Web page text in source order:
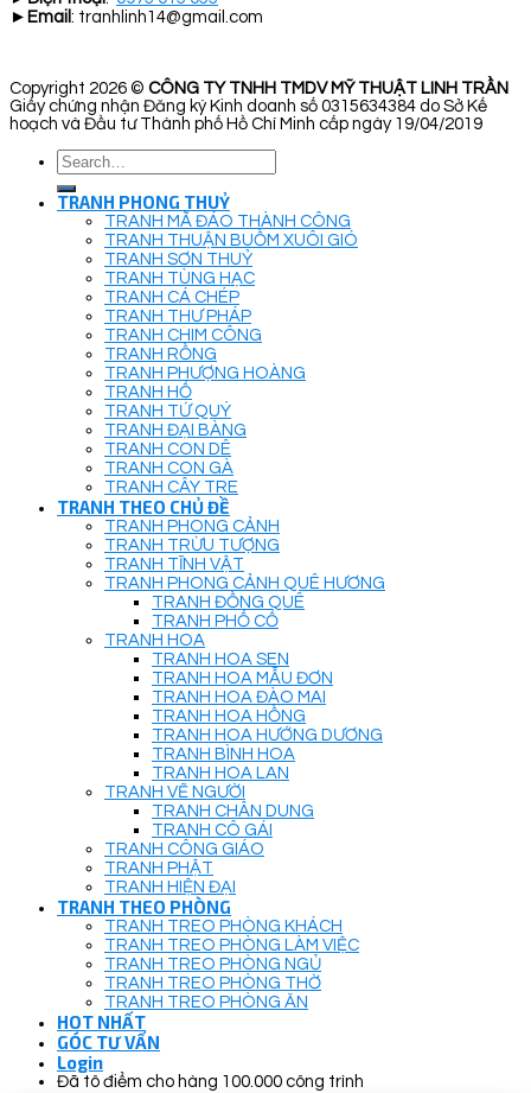
► Email : tranhlinh14@gmail.com
Copyright 2026 © CÔNG TY TNHH TMDV MỸ THUẬT LINH TRẦN
Giấy chứng nhận Đăng ký Kinh doanh số 0315634384 do Sở Kế
hoạch và Đầu tư Thành phố Hồ Chí Minh cấp ngày 19/04/2019
Search
for:
TRANH PHONG THUỶ
TRANH MÃ ĐÁO THÀNH CÔNG
TRANH THUẬN BUỒM XUÔI GIÓ
TRANH SƠN THUỶ
TRANH TÙNG HẠC
TRANH CÁ CHÉP
TRANH THƯ PHÁP
TRANH CHIM CÔNG
TRANH RỒNG
TRANH PHƯỢNG HOÀNG
TRANH HỔ
TRANH TỨ QUÝ
TRANH ĐẠI BÀNG
TRANH CON DÊ
TRANH CON GÀ
TRANH CÂY TRE
TRANH THEO CHỦ ĐỀ
TRANH PHONG CẢNH
TRANH TRỪU TƯỢNG
TRANH TĨNH VẬT
TRANH PHONG CẢNH QUÊ HƯƠNG
TRANH ĐỒNG QUÊ
TRANH PHỐ CỔ
TRANH HOA
TRANH HOA SEN
TRANH HOA MẪU ĐƠN
TRANH HOA ĐÀO MAI
TRANH HOA HỒNG
TRANH HOA HƯỚNG DƯƠNG
TRANH BÌNH HOA
TRANH HOA LAN
TRANH VẼ NGƯỜI
TRANH CHÂN DUNG
TRANH CÔ GÁI
TRANH CÔNG GIÁO
TRANH PHẬT
TRANH HIỆN ĐẠI
TRANH THEO PHÒNG
TRANH TREO PHÒNG KHÁCH
TRANH TREO PHÒNG LÀM VIỆC
TRANH TREO PHÒNG NGỦ
TRANH TREO PHÒNG THỜ
TRANH TREO PHÒNG ĂN
HOT NHẤT
GÓC TƯ VẤN
Login
Đã tô điểm cho hàng 100.000 công trình